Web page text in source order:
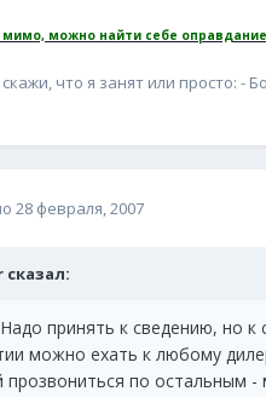
можно найти себе
скажи, что я занят или просто: -
28 февраля, 2007
сказал:
Надо принять к сведению, но
можно ехать к любому
прозвониться по остальным